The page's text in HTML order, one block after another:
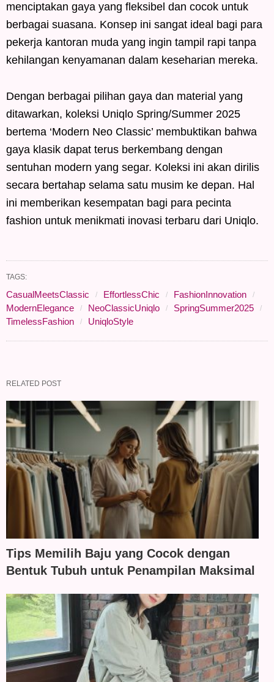
menciptakan gaya yang fleksibel dan cocok untuk
berbagai suasana. Konsep ini sangat ideal bagi para
pekerja kantoran muda yang ingin tampil rapi tanpa
kehilangan kenyamanan dalam keseharian mereka.
Dengan berbagai pilihan gaya dan material yang
ditawarkan, koleksi Uniqlo Spring/Summer 2025
bertema ‘Modern Neo Classic’ membuktikan bahwa
gaya klasik dapat terus berkembang dengan
sentuhan modern yang segar. Koleksi ini akan dirilis
secara bertahap selama satu musim ke depan. Hal
ini memberikan kesempatan bagi para pecinta
fashion untuk menikmati inovasi terbaru dari Uniqlo.
TAGS:
CasualMeetsClassic EffortlessChic
FashionInnovation
ModernElegance
NeoClassicUniqlo
SpringSummer2025
TimelessFashion
UniqloStyle
RELATED POST
Tips Memilih Baju yang Cocok dengan
Bentuk Tubuh untuk Penampilan Maksimal